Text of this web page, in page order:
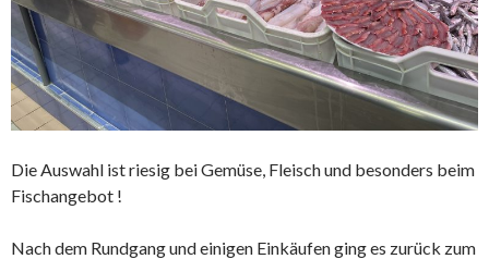
Die Auswahl ist riesig bei Gemüse, Fleisch und besonders beim
Fischangebot !
Nach dem Rundgang und einigen Einkäufen ging es zurück zum